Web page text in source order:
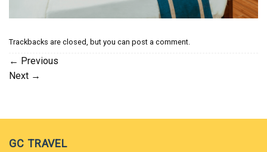
Trackbacks are closed, but you can post a comment.
← Previous
Next →
GC TRAVEL